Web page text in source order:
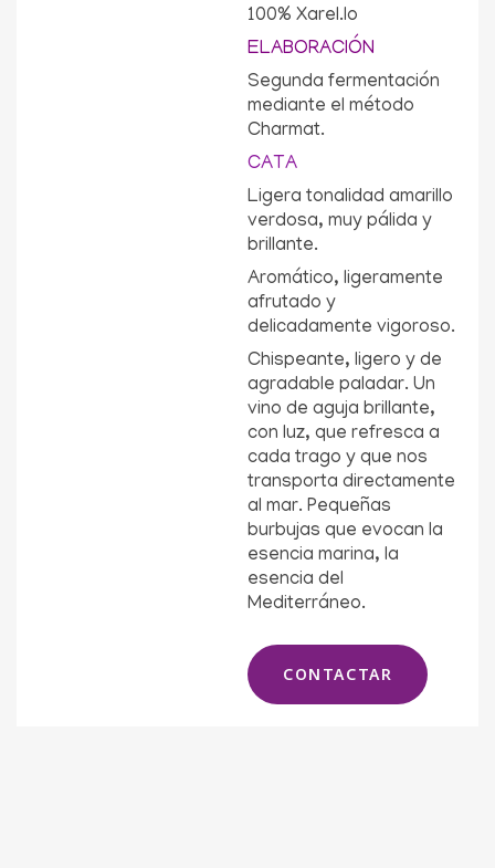
100% Xarel.lo
ELABORACIÓN
Segunda fermentación
mediante el método
Charmat.
CATA
Ligera tonalidad amarillo
verdosa, muy pálida y
brillante.
Aromático, ligeramente
afrutado y
delicadamente vigoroso.
Chispeante, ligero y de
agradable paladar. Un
vino de aguja brillante,
con luz, que refresca a
cada trago y que nos
transporta directamente
al mar. Pequeñas
burbujas que evocan la
esencia marina, la
esencia del
Mediterráneo.
CONTACTAR